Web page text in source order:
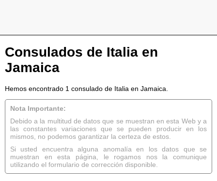
Consulados de Italia en
Jamaica
Hemos encontrado 1 consulado de Italia en Jamaica.
Nota Importante:
Debido a la multitud de datos que se muestran en esta Web y a
las constantes variaciones que se pueden producir en los
mismos, no podemos garantizar la certeza de estos.
Si usted encuentra alguna anomalía en los datos que se
muestran en esta página, le rogamos nos la comunique
utilizando el formulario de corrección disponible.